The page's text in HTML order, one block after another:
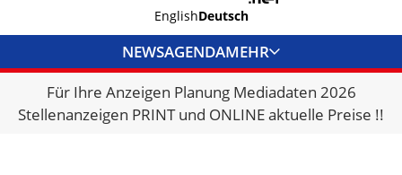
EnglishDeutsch
NEWSAGENDAMEHR
BRANCHENLINKS
VERMIETER
Für Ihre Anzeigen Planung Mediadaten 2026
Stellenanzeigen PRINT und ONLINE aktuelle Preise !!